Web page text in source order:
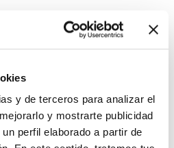
y de terceros para analizar el
y mostrarte publicidad
perfil elaborado a partir de
MÁS HORARIOS